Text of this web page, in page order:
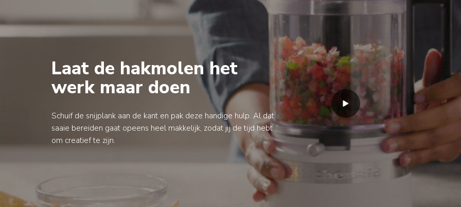
Laat de hakmolen het
werk maar doen
Schuif de snijplank aan de kant en pak deze handige hulp. Al dat
saaie bereiden gaat opeens heel makkelijk, zodat jij de tijd hebt
om creatief te zijn.